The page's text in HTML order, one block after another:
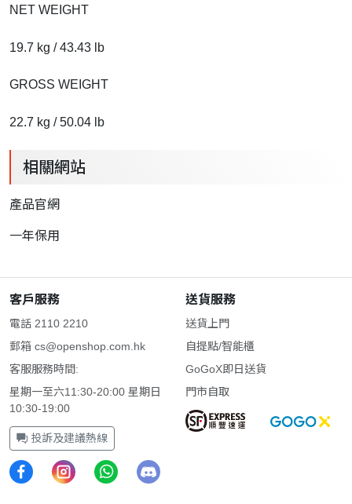
NET WEIGHT
19.7 kg / 43.43 lb
GROSS WEIGHT
22.7 kg / 50.04 lb
相關網站
產品官網
一年保用
客戶服務
電話 2110 2210
郵箱 cs@openshop.com.hk
客服服務時間:
星期一至六11:30-20:00 星期日
10:30-19:00
投訴及建議熱線
送貨服務
送貨上門
自提點/智能櫃
GoGoX即日送貨
門市自取